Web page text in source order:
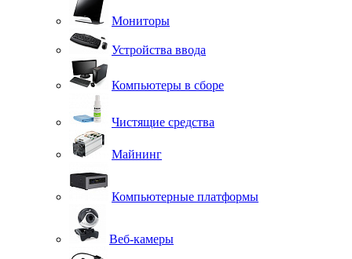
Мониторы
Устройства ввода
Компьютеры в сборе
Чистящие средства
Майнинг
Компьютерные платформы
Веб-камеры